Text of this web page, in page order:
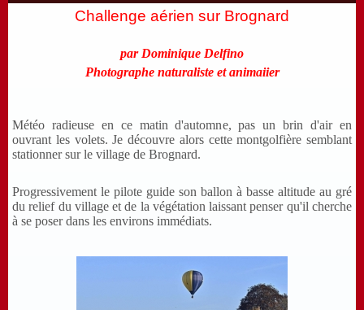
Challenge aérien sur Brognard
par Dominique Delfino
Photographe naturaliste et animaiier
Météo radieuse en ce matin d'automne, pas un brin d'air en
ouvrant les volets. Je découvre alors cette montgolfière semblant
stationner sur le village de Brognard.
Progressivement le pilote guide son ballon à basse altitude au gré
du relief du village et de la végétation laissant penser qu'il cherche
à se poser dans les environs immédiats.